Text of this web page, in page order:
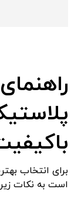
برای انتخاب
است به نکات